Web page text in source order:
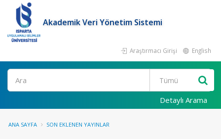
Akademik Veri Yönetim Sistemi
Araştırmacı Girişi English
Ara
Detaylı Arama
ANA SAYFA SON EKLENEN YAYINLAR